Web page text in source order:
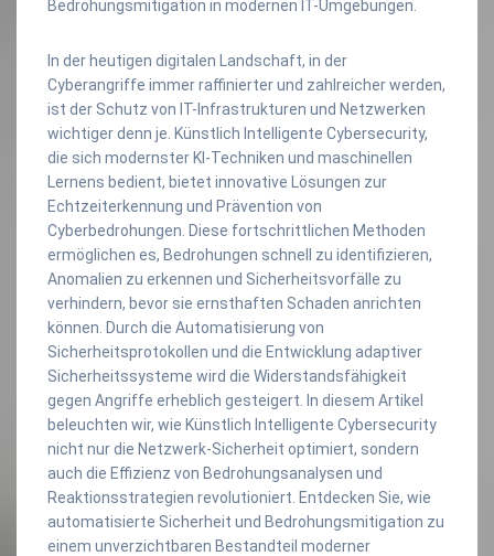
Bedrohungsmitigation in modernen IT-Umgebungen.
In der heutigen digitalen Landschaft, in der
Cyberangriffe immer raffinierter und zahlreicher werden,
ist der Schutz von IT-Infrastrukturen und Netzwerken
wichtiger denn je. Künstlich Intelligente Cybersecurity,
die sich modernster KI-Techniken und maschinellen
Lernens bedient, bietet innovative Lösungen zur
Echtzeiterkennung und Prävention von
Cyberbedrohungen. Diese fortschrittlichen Methoden
ermöglichen es, Bedrohungen schnell zu identifizieren,
Anomalien zu erkennen und Sicherheitsvorfälle zu
verhindern, bevor sie ernsthaften Schaden anrichten
können. Durch die Automatisierung von
Sicherheitsprotokollen und die Entwicklung adaptiver
Sicherheitssysteme wird die Widerstandsfähigkeit
gegen Angriffe erheblich gesteigert. In diesem Artikel
beleuchten wir, wie Künstlich Intelligente Cybersecurity
nicht nur die Netzwerk-Sicherheit optimiert, sondern
auch die Effizienz von Bedrohungsanalysen und
Reaktionsstrategien revolutioniert. Entdecken Sie, wie
automatisierte Sicherheit und Bedrohungsmitigation zu
einem unverzichtbaren Bestandteil moderner